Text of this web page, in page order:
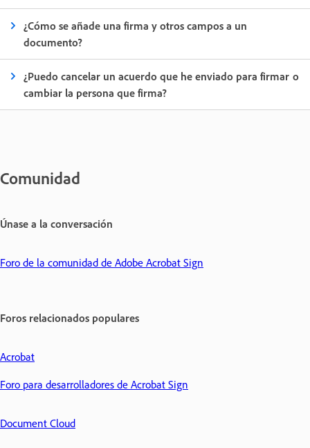
¿Cómo se añade una firma y otros campos a un
documento?
¿Puedo cancelar un acuerdo que he enviado para firmar o
cambiar la persona que firma?
Comunidad
Únase a la conversación
Foro de la comunidad de Adobe Acrobat Sign
Foros relacionados populares
Acrobat
Foro para desarrolladores de Acrobat Sign
Document Cloud